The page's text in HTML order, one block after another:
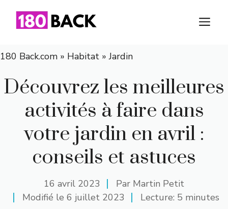
180 Back.com » Habitat »Jardin
Découvrez les meilleures
activités à faire dans
votre jardin en avril :
conseils et astuces
16 avril 2023 Par Martin Petit
Modifié le 6 juillet 2023 Lecture: 5 minutes